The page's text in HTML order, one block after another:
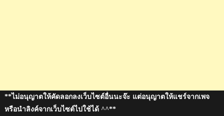
**ไม่อนุญาตให้คัดลอกลงเว็บไซต์อื่นนะจ๊ะ แต่อนุญาตให้แชร์จากเพจ
หรือนำลิงค์จากเว็บไซต์ไปใช้ได้ ^^**